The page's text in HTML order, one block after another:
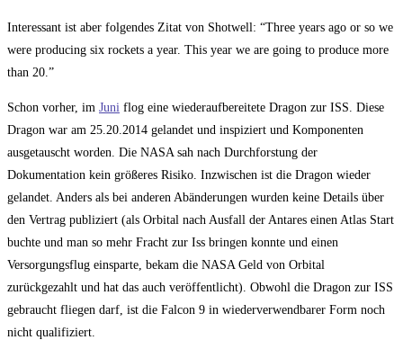
Interessant ist aber folgendes Zitat von Shotwell: “Three years ago or so we
were producing six rockets a year. This year we are going to produce more
than 20.”
Schon vorher, im Juni flog eine wiederaufbereitete Dragon zur ISS. Diese
Dragon war am 25.20.2014 gelandet und inspiziert und Komponenten
ausgetauscht worden. Die NASA sah nach Durchforstung der
Dokumentation kein größeres Risiko. Inzwischen ist die Dragon wieder
gelandet. Anders als bei anderen Abänderungen wurden keine Details über
den Vertrag publiziert (als Orbital nach Ausfall der Antares einen Atlas Start
buchte und man so mehr Fracht zur Iss bringen konnte und einen
Versorgungsflug einsparte, bekam die NASA Geld von Orbital
zurückgezahlt und hat das auch veröffentlicht). Obwohl die Dragon zur ISS
gebraucht fliegen darf, ist die Falcon 9 in wiederverwendbarer Form noch
nicht qualifiziert.